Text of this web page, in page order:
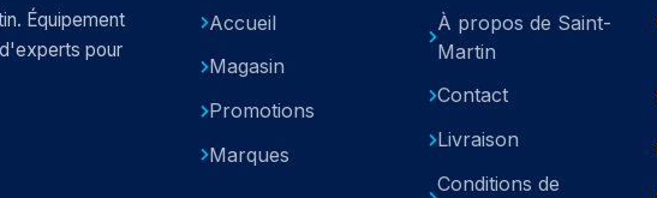
Équipement
pour
Accueil
Magasin
Promotions
Marques
À propos de Saint-
Martin
Contact
Livraison
Conditions de